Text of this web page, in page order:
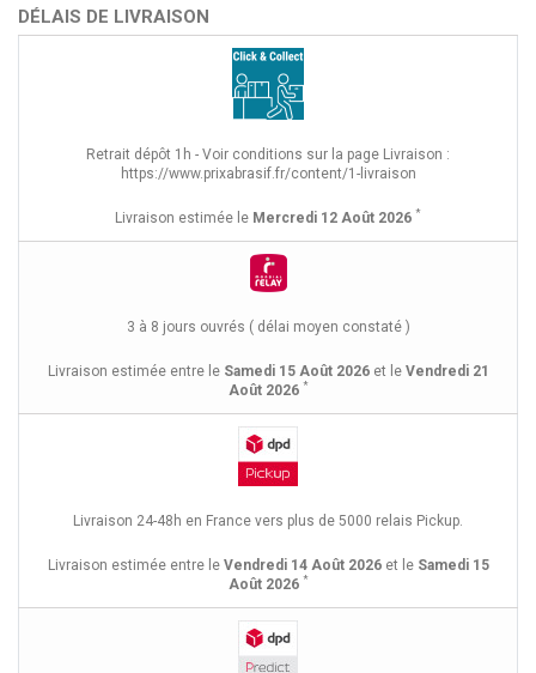
DÉLAIS DE LIVRAISON
Retrait dépôt 1h - Voir conditions sur la page Livraison :
https://www.prixabrasif.fr/content/1-livraison
Livraison estimée le Mercredi 12 Août 2026 *
3 à 8 jours ouvrés ( délai moyen constaté )
Livraison estimée entre le Samedi 15 Août 2026et le Vendredi 21
Août 2026 *
Livraison 24-48h en France vers plus de 5000 relais Pickup.
Livraison estimée entre le Vendredi 14 Août 2026et le Samedi 15
Août 2026 *